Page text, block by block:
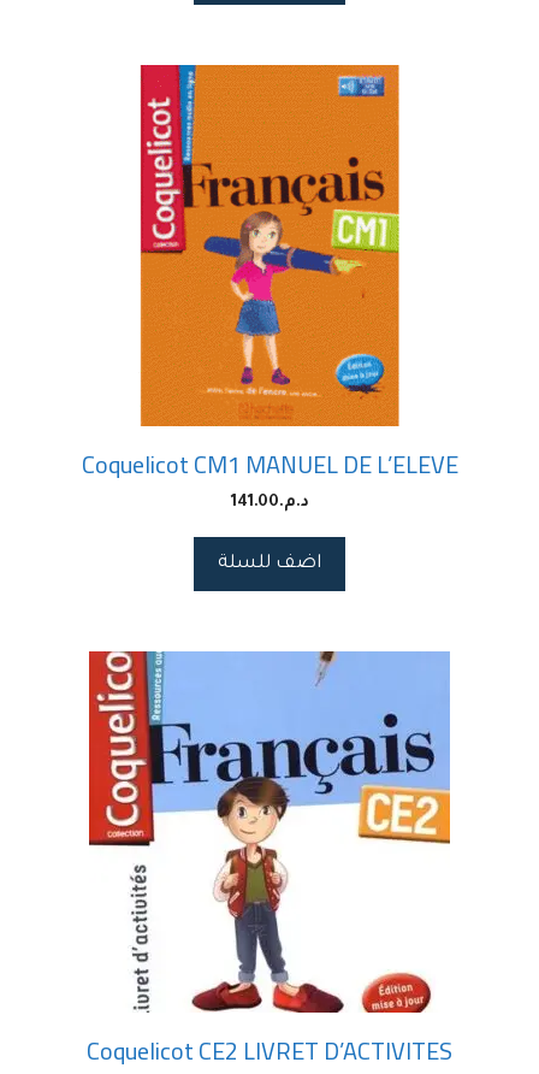
Coquelicot CM1 MANUEL DE L’ELEVE
د.م.141.00
اضف للسلة
Coquelicot CE2 LIVRET D’ACTIVITES